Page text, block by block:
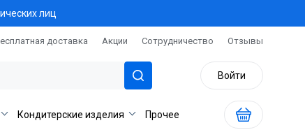
лиц
доставка Акции Сотрудничество Отзывы
Войти
Кондитерские изделия Прочее